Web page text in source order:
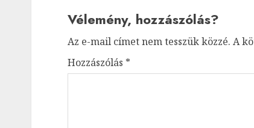
Vélemény, hozzászólás?
Az e-mail címet nem tesszük közzé. A
Hozzászólás *